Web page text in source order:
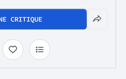
CRITIQUE